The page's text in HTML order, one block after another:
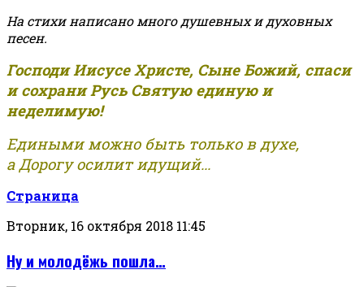
На стихи написано много душевных и духовных
песен.
Господи Иисусе Христе, Сыне Божий, спаси
и сохрани Русь Святую единую и
неделимую!
Едиными можно быть только в духе,
а Дорогу осилит идущий...
Страница
Вторник, 16 октября 2018 11:45
Ну и молодёжь пошла…